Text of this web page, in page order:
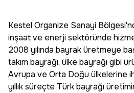
Kestel Organize Sanayi
inşaat ve enerji sektöründe
2008 yılında bayrak üretmeye
takım bayrağı, ülke bayrağı gibi
Avrupa ve Orta Doğu ülkelerine
yıllık süreçte Türk bayrağı